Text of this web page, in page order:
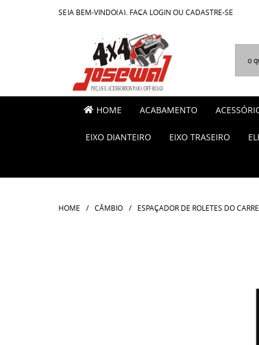
SEJA BEM-VINDO(A), FAÇA LOGIN OU CADASTRE-SE
HOME ACABAMENTO
EIXO DIANTEIRO EIXO TRASEIRO
HOME CÂMBIO ESPAÇADOR DE ROLETES DO